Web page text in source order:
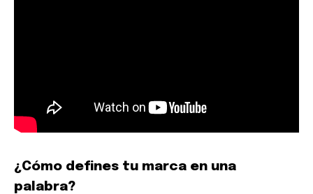
Para suscribirse, simplemente ingrese su dirección de correo
electrónico en nuestro sitio web o haga clic en el botón de
privacidad y no enviaremos spam a su bandeja de entrada.
Su información está segura con nosotros.
¿Cómo defines tu marca en una
palabra?